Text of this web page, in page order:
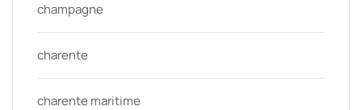
champagne
charente
charente maritime